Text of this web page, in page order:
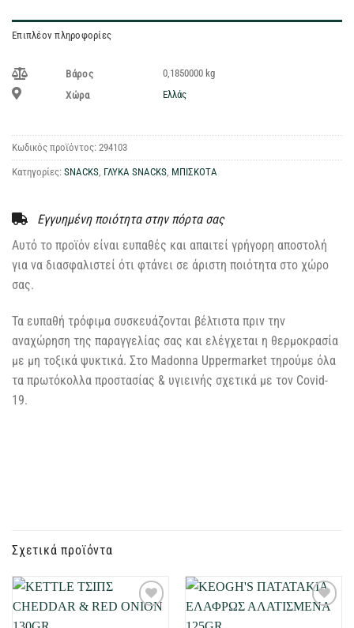
Επιπλέον πληροφορίες
Βάρος
0,1850000 kg
Χώρα
Ελλάς
Κωδικός προϊόντος: 294103
Κατηγορίες: SNACKS, ΓΛΥΚΑ SNACKS, ΜΠΙΣΚΟΤΑ
Εγγυημένη ποιότητα στην πόρτα σας
Αυτό το προϊόν είναι ευπαθές και απαιτεί γρήγορη αποστολή
για να διασφαλιστεί ότι φτάνει σε άριστη ποιότητα στο χώρο
σας.
Τα ευπαθή τρόφιμα συσκευάζονται βέλτιστα πριν την
αναχώρηση της παραγγελίας σας και ελέγχεται η θερμοκρασία
με μη τοξικά ψυκτικά. Στο Madonna Uppermarket τηρούμε όλα
τα πρωτόκολλα προστασίας & υγιεινής σχετικά με τον Covid-
19.
Σχετικά προϊόντα